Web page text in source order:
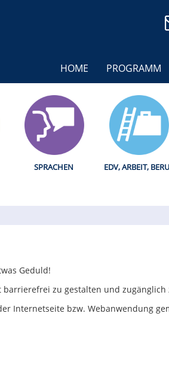
HOME PROGRAMM
SPRACHEN EDV, ARBEIT,
Geduld!
zu gestalten und zugänglich
bzw. Webanwendung